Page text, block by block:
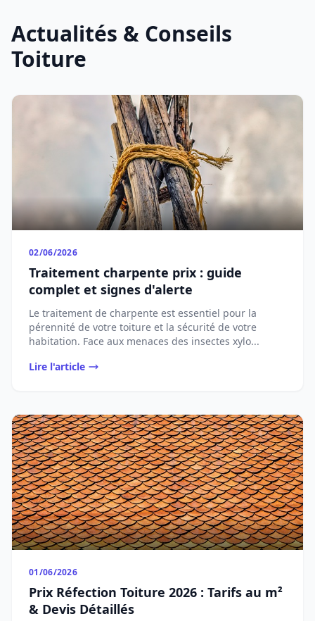
Actualités & Conseils
Toiture
02/06/2026
Traitement charpente prix : guide
complet et signes d'alerte
Le traitement de charpente est essentiel pour la
pérennité de votre toiture et la sécurité de votre
habitation. Face aux menaces des insectes xylo...
Lire l'article
01/06/2026
Prix Réfection Toiture 2026 : Tarifs au m²
& Devis Détaillés